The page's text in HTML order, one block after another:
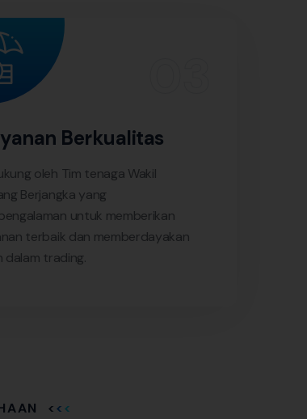
Berkualitas
oleh Tim tenaga Wakil
Berjangka yang
untuk memberikan
terbaik dan memberdayakan
dalam trading.